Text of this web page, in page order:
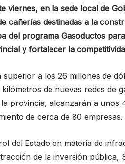
viernes, en la sede local de
cañerías destinadas a la
del programa Gasoductos
y fortalecer la
a los 26 millones de
de nuevas redes de
provincia, alcanzarán a unos
de cerca de 80 empresas.
del Estado en materia de
de la inversión pública,